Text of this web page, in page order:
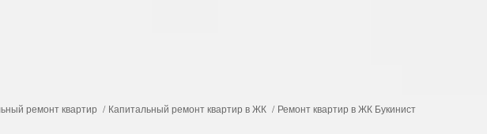
ремонт квартир Капитальный ремонт квартир в ЖК Ремонт квартир в ЖК Букинист